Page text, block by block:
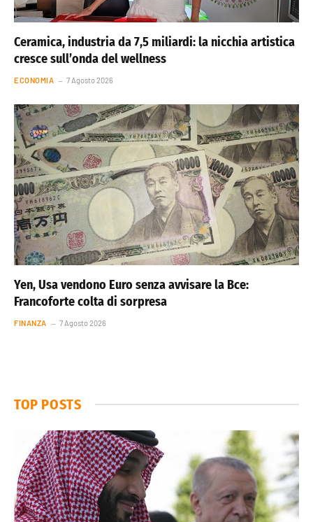
Ceramica, industria da 7,5 miliardi: la nicchia artistica
cresce sull’onda del wellness
ECONOMIA 7 Agosto 2026
Yen, Usa vendono Euro senza avvisare la Bce:
Francoforte colta di sorpresa
FINANZA 7 Agosto 2026
TOP POSTS